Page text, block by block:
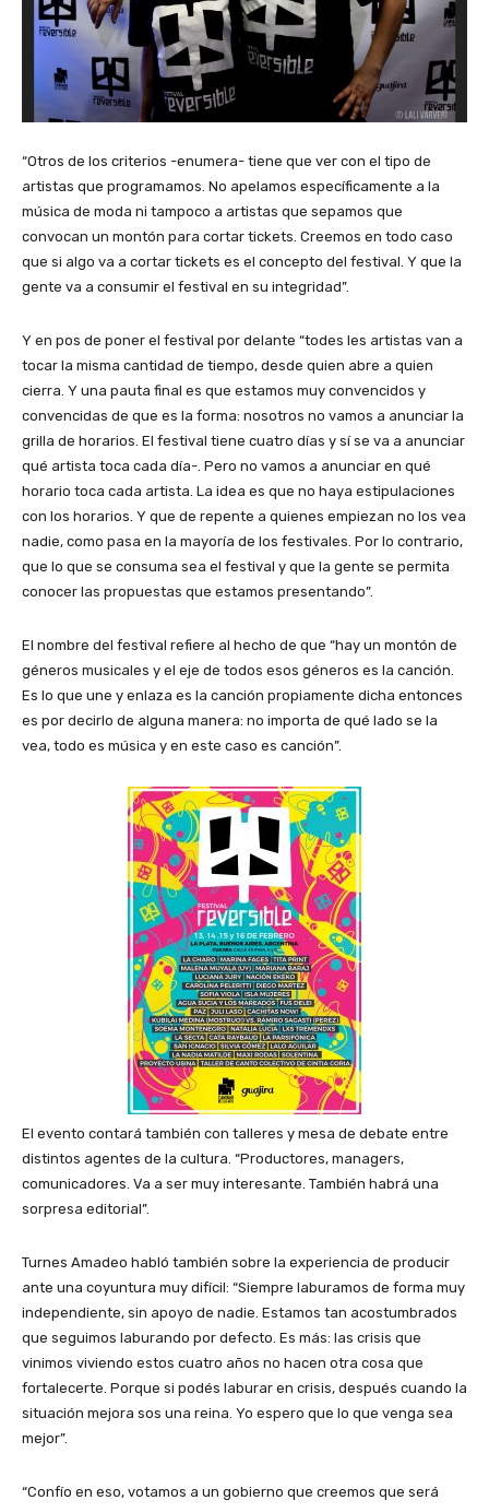
“Otros de los criterios -enumera- tiene que ver con el tipo de
artistas que programamos. No apelamos específicamente a la
música de moda ni tampoco a artistas que sepamos que
convocan un montón para cortar tickets. Creemos en todo caso
que si algo va a cortar tickets es el concepto del festival. Y que la
gente va a consumir el festival en su integridad”.
Y en pos de poner el festival por delante “todes les artistas van a
tocar la misma cantidad de tiempo, desde quien abre a quien
cierra. Y una pauta final es que estamos muy convencidos y
convencidas de que es la forma: nosotros no vamos a anunciar la
grilla de horarios. El festival tiene cuatro días y sí se va a anunciar
qué artista toca cada día-. Pero no vamos a anunciar en qué
horario toca cada artista. La idea es que no haya estipulaciones
con los horarios. Y que de repente a quienes empiezan no los vea
nadie, como pasa en la mayoría de los festivales. Por lo contrario,
que lo que se consuma sea el festival y que la gente se permita
conocer las propuestas que estamos presentando”.
El nombre del festival refiere al hecho de que “hay un montón de
géneros musicales y el eje de todos esos géneros es la canción.
Es lo que une y enlaza es la canción propiamente dicha entonces
es por decirlo de alguna manera: no importa de qué lado se la
vea, todo es música y en este caso es canción”.
El evento contará también con talleres y mesa de debate entre
distintos agentes de la cultura. “Productores, managers,
comunicadores. Va a ser muy interesante. También habrá una
sorpresa editorial”.
Turnes Amadeo habló también sobre la experiencia de producir
ante una coyuntura muy difícil: “Siempre laburamos de forma muy
independiente, sin apoyo de nadie. Estamos tan acostumbrados
que seguimos laburando por defecto. Es más: las crisis que
vinimos viviendo estos cuatro años no hacen otra cosa que
fortalecerte. Porque si podés laburar en crisis, después cuando la
situación mejora sos una reina. Yo espero que lo que venga sea
mejor”.
“Confío en eso, votamos a un gobierno que creemos que será